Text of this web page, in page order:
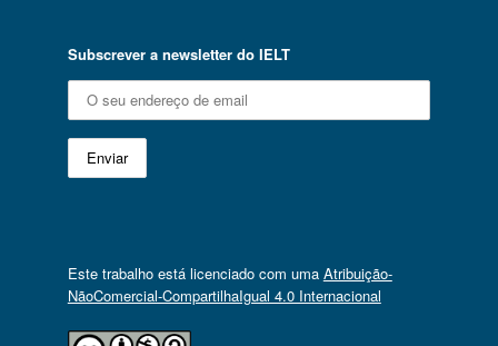
Subscrever a newsletter do IELT
Este trabalho está licenciado com uma Atribuição-
NãoComercial-CompartilhaIgual 4.0 Internacional